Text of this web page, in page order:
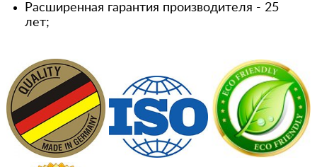
Расширенная гарантия производителя - 25
лет;